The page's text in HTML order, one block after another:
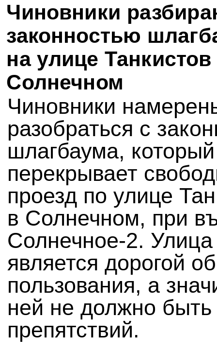
Чиновники
законностью
на улице Танкистов
Солнечном
Чиновники
разобраться с
шлагбаума, который
перекрывает
проезд по улице
в Солнечном, при
Солнечное-2. Улица
является дорогой
пользования, а
ней не должно быть
препятствий.